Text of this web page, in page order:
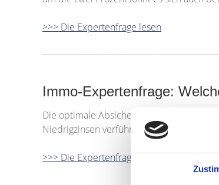
>>> Die Expertenfrage lesen
Immo-Expertenfrage:
Die optimale Absicherung beginnt
Niedrigzinsen verführen lassen.
>>> Die Expertenfrage lesen